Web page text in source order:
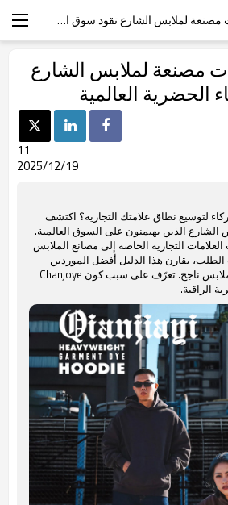
أفضل 10 شركات مصنعة لملابس الشارع تقود سوق الأزياء الحضرية العالمية
شركات مصنعة لملابس الشارع
الحضرية العالمية
11
2025/12/19
لتوسيع نطاق علامتك التجارية؟ اكتشف
الشارع الذين يهيمنون على السوق العالمية.
التجارية الخاصة إلى مصانع الملابس
يقارن هذا الدليل أفضل الموردين
لمساعدتك في بناء خط ملابس ناجح. تعرّف على سبب كون Chanjoye
الراقية.